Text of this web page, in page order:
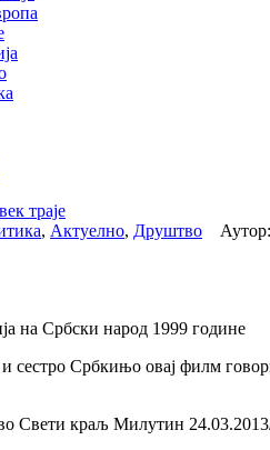
траје
, Актуелно, Друштво
на Србски народ 1999 године
сестро Србкињо овај филм
Свети краљ Милутин